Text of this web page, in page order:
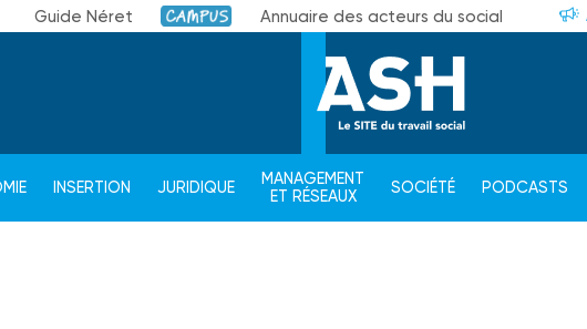
Guide Néret Campus Annuaire des acteurs du social
INSERTION JURIDIQUE
MANAGEMENT
ET RÉSEAUX
SOCIÉTÉ PODCASTS